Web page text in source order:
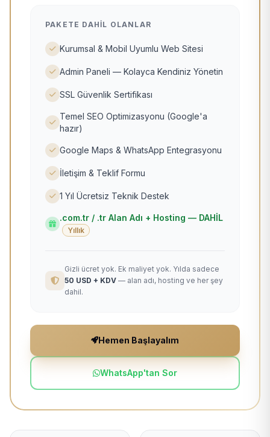
PAKETE DAHIL OLANLAR
Kurumsal & Mobil Uyumlu Web Sitesi
Admin Paneli — Kolayca Kendiniz Yönetin
SSL Güvenlik Sertifikası
Temel SEO Optimizasyonu (Google'a
hazır)
Google Maps & WhatsApp Entegrasyonu
İletişim & Teklif Formu
1 Yıl Ücretsiz Teknik Destek
.com.tr / .tr Alan Adı + Hosting — DAHİL
Yıllık
Gizli ücret yok. Ek maliyet yok. Yılda sadece
50 USD + KDV — alan adı, hosting ve her şey
dahil.
Hemen Başlayalım
WhatsApp'tan Sor